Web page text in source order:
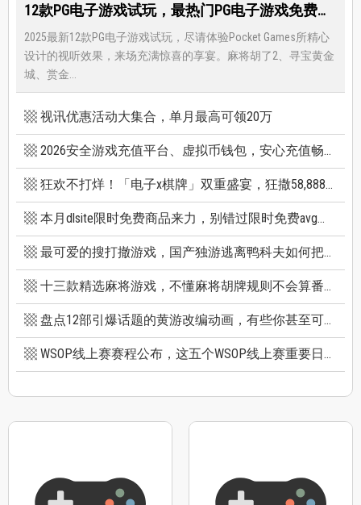
12款PG电子游戏试玩，最热门PG电子游戏免费试玩，还有超多福利等著你
2025最新12款PG电子游戏试玩，尽请体验Pocket Games所精心
设计的视听效果，来场充满惊喜的享宴。麻将胡了2、寻宝黄金
城、赏金...
视讯优惠活动大集合，单月最高可领20万
2026安全游戏充值平台、虚拟币钱包，安心充值畅快游戏
狂欢不打烊！「电子x棋牌」双重盛宴，狂撒58,888巨额红利
本月dlsite限时免费商品来力，别错过限时免费avg成人游戏和免费插画集
最可爱的搜打撤游戏，国产独游逃离鸭科夫如何把搜打撤玩出新高度
十三款精选麻将游戏，不懂麻将胡牌规则不会算番也能玩
盘点12部引爆话题的黄游改编动画，有些你甚至可能不知道它原作是黄游
WSOP线上赛赛程公布，这五个WSOP线上赛重要日期千万别错过